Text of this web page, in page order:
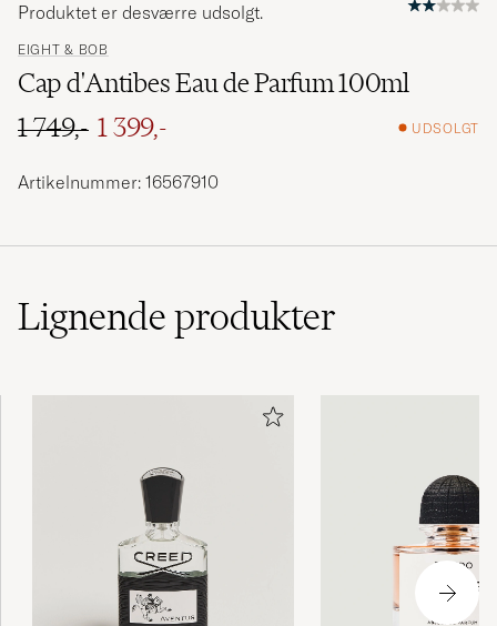
EIGHT & BOB
Cap d'Antibes Eau de Parfum 100ml
Ordinary pris
1 749,-
Nedsat pris
1 399,- UDSOLGT
Produktet er desværre udsolgt.
Artikelnummer: 16567910
Lignendeprodukter